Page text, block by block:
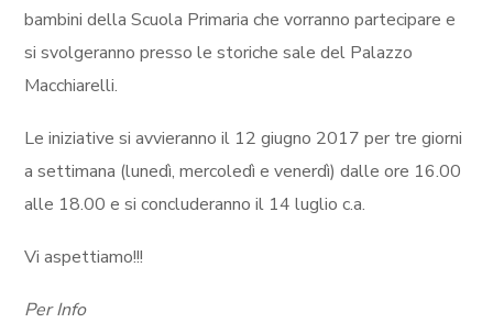
bambini della Scuola Primaria che vorranno partecipare e
si svolgeranno presso le storiche sale del Palazzo
Macchiarelli.
Le iniziative si avvieranno il 12 giugno 2017 per tre giorni
a settimana (lunedì, mercoledì e venerdì) dalle ore 16.00
alle 18.00 e si concluderanno il 14 luglio c.a.
Vi aspettiamo!!!
Per Info